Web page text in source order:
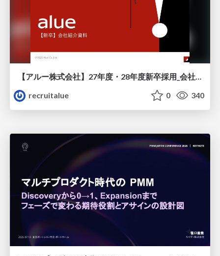
【アルー株式会社】27年度・28年度新卒採用_会社説明資料
recruitalue
0 340